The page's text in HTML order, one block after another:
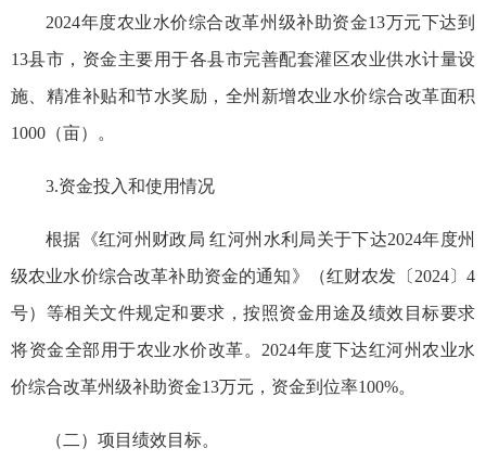
2024年度农业水价综合改革州级补助资金13万元下达到
13县市，资金主要用于各县市完善配套灌区农业供水计量设
施、精准补贴和节水奖励，全州新增农业水价综合改革面积
1000（亩）。
3.资金投入和使用情况
根据《红河州财政局 红河州水利局关于下达2024年度州
级农业水价综合改革补助资金的通知》（红财农发〔2024〕4
号）等相关文件规定和要求，按照资金用途及绩效目标要求
将资金全部用于农业水价改革。2024年度下达红河州农业水
价综合改革州级补助资金13万元，资金到位率100%。
（二）项目绩效目标。